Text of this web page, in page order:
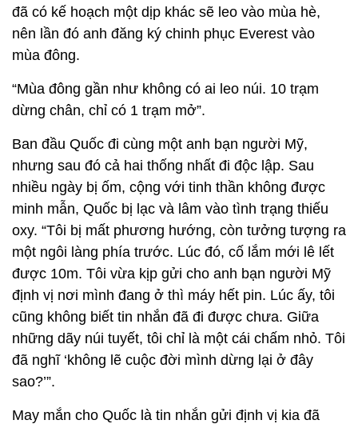
đã có kế hoạch một dịp khác sẽ leo vào mùa hè,
nên lần đó anh đăng ký chinh phục Everest vào
mùa đông.
“Mùa đông gần như không có ai leo núi. 10 trạm
dừng chân, chỉ có 1 trạm mở”.
Ban đầu Quốc đi cùng một anh bạn người Mỹ,
nhưng sau đó cả hai thống nhất đi độc lập. Sau
nhiều ngày bị ốm, cộng với tinh thần không được
minh mẫn, Quốc bị lạc và lâm vào tình trạng thiếu
oxy. “Tôi bị mất phương hướng, còn tưởng tượng ra
một ngôi làng phía trước. Lúc đó, cố lắm mới lê lết
được 10m. Tôi vừa kịp gửi cho anh bạn người Mỹ
định vị nơi mình đang ở thì máy hết pin. Lúc ấy, tôi
cũng không biết tin nhắn đã đi được chưa. Giữa
những dãy núi tuyết, tôi chỉ là một cái chấm nhỏ. Tôi
đã nghĩ ‘không lẽ cuộc đời mình dừng lại ở đây
sao?’”.
May mắn cho Quốc là tin nhắn gửi định vị kia đã